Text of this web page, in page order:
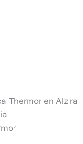
Thermor en Alzira